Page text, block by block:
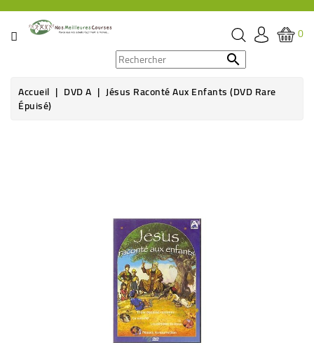
CATÉGORIE
ÉPICERIE
0

Accueil DVD A Jésus Raconté Aux Enfants (DVD Rare
Épuisé)